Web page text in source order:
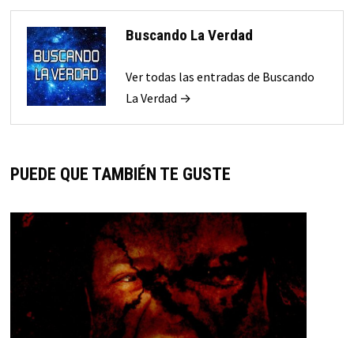
Buscando La Verdad
Ver todas las entradas de Buscando
La Verdad →
PUEDE QUE TAMBIÉN TE GUSTE